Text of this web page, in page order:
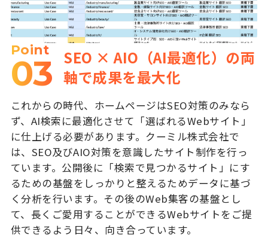
Point
03 SEO × AIO（AI最適化）の両
軸で成果を最大化
これからの時代、ホームページはSEO対策のみなら
ず、AI検索に最適化させて「選ばれるWebサイト」
に仕上げる必要があります。クーミル株式会社で
は、SEO及びAIO対策を意識したサイト制作を行っ
ています。公開後に「検索で見つかるサイト」にす
るための基盤をしっかりと整えるためデータに基づ
く分析を行います。その後のWeb集客の基盤とし
て、長くご愛用することができるWebサイトをご提
供できるよう日々、向き合っています。